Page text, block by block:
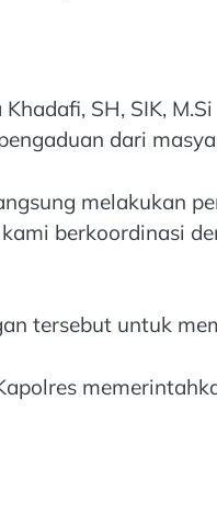
SH, SIK,
dari
melakukan
berkoordinasi
tersebut untuk